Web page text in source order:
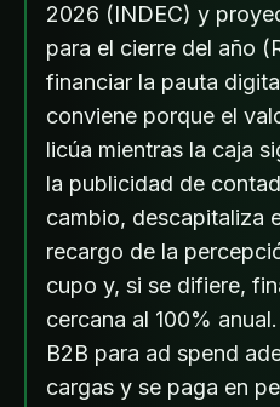
2026 (INDEC) y
para el cierre del año
financiar la pauta
conviene porque el
licúa mientras la caja
la publicidad de
cambio, descapitaliza
recargo de la
cupo y, si se difiere,
cercana al 100%
B2B para ad spend
cargas y se paga en